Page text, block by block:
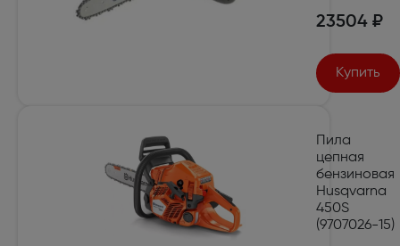
23504 ₽
Купить
Пила
цепная
бензиновая
Husqvarna
450S
(9707026-15)